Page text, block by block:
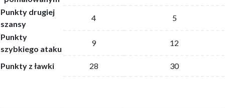
Punkty drugiej
szansy
4
5
Punkty
szybkiego ataku
9 12
Punkty z ławki 28 30